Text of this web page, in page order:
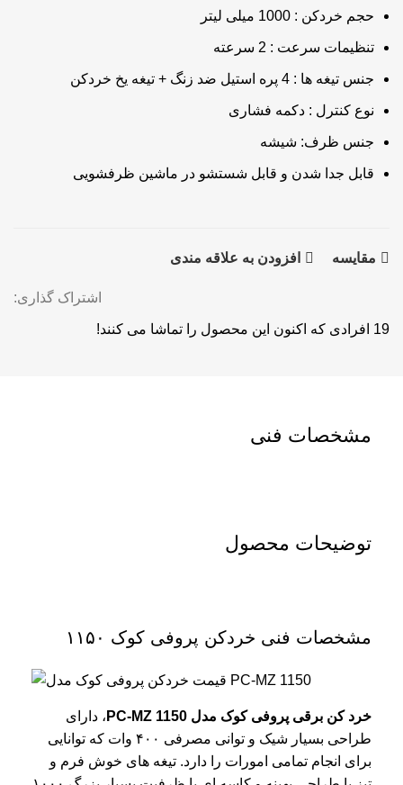
حجم خردکن : 1000 میلی لیتر
تنظیمات سرعت : 2 سرعته
جنس تیغه ها : 4 پره استیل ضد زنگ + تیغه یخ خردکن
نوع کنترل : دکمه فشاری
جنس ظرف: شیشه
قابل جدا شدن و قابل شستشو در ماشین ظرفشویی
مقايسه افزودن به علاقه مندی
اشتراک گذاری:
19 افرادی که اکنون این محصول را تماشا می کنند!
توضیحات محصول
مشخصات فنی خردکن پروفی کوک ۱۱۵۰
خرد کن برقی پروفی کوک مدل PC-MZ 1150
، دارای
طراحی بسیار شیک و توانی مصرفی ۴۰۰ وات که توانایی
برای انجام تمامی امورات را دارد. تیغه های خوش فرم و
مشخصات فنی